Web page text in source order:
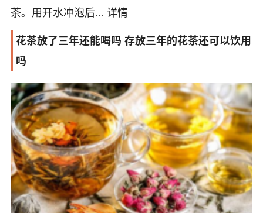
茶。用开水冲泡后... 详情
花茶放了三年还能喝吗 存放三年的花茶还可以饮用
吗